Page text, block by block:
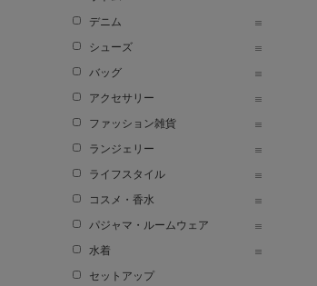
デニム
シューズ
バッグ
アクセサリー
ファッション雑貨
ランジェリー
ライフスタイル
コスメ・香水
パジャマ・ルームウェア
水着
セットアップ